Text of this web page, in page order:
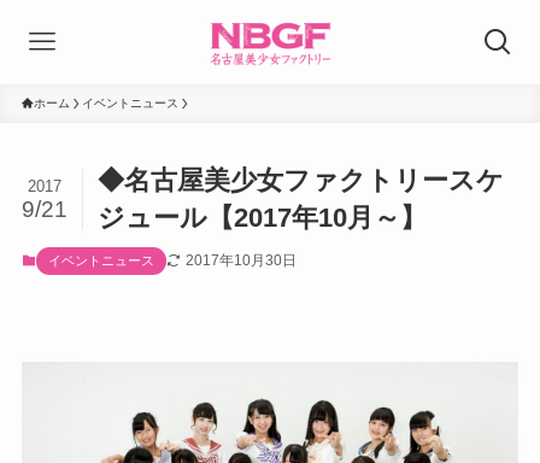
ホーム イベントニュース
◆名古屋美少女ファクトリースケ
ジュール【2017年10月～】
2017
9/21
イベントニュース 2017年10月30日